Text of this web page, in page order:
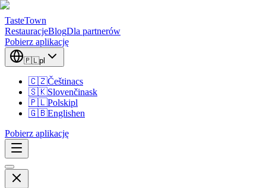
TasteTown
RestauracjeBlogDla partnerów
Pobierz aplikację
🇵🇱pl
🇨🇿Češtinacs
🇸🇰Slovenčinask
🇵🇱Polskipl
🇬🇧Englishen
Pobierz aplikację